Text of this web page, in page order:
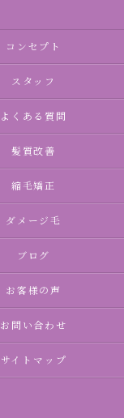
コンセプト
スタッフ
よくある質問
髪質改善
縮毛矯正
ダメージ毛
ブログ
お客様の声
お問い合わせ
サイトマップ